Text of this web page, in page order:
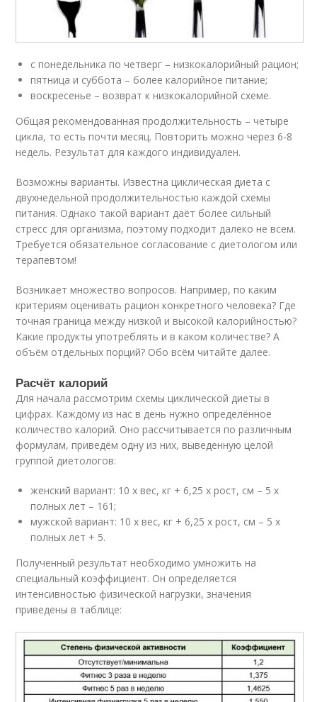
с понедельника по четверг – низкокалорийный рацион;
пятница и суббота – более калорийное питание;
воскресенье – возврат к низкокалорийной схеме.
Общая рекомендованная продолжительность – четыре
цикла, то есть почти месяц. Повторить можно через 6-8
недель. Результат для каждого индивидуален.
Возможны варианты. Известна циклическая диета с
двухнедельной продолжительностью каждой схемы
питания. Однако такой вариант даёт более сильный
стресс для организма, поэтому подходит далеко не всем.
Требуется обязательное согласование с диетологом или
терапевтом!
Возникает множество вопросов. Например, по каким
критериям оценивать рацион конкретного человека? Где
точная граница между низкой и высокой калорийностью?
Какие продукты употреблять и в каком количестве? А
объём отдельных порций? Обо всём читайте далее.
Расчёт калорий
Для начала рассмотрим схемы циклической диеты в
цифрах. Каждому из нас в день нужно определённое
количество калорий. Оно рассчитывается по различным
формулам, приведём одну из них, выведенную целой
группой диетологов:
женский вариант: 10 х вес, кг + 6,25 х рост, см – 5 х
полных лет – 161;
мужской вариант: 10 х вес, кг + 6,25 х рост, см – 5 х
полных лет + 5.
Полученный результат необходимо умножить на
специальный коэффициент. Он определяется
интенсивностью физической нагрузки, значения
приведены в таблице: